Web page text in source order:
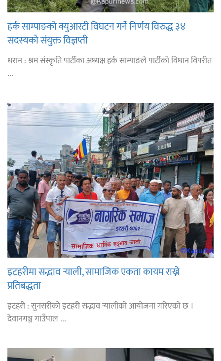
हर्क साम्पाङको क्युआरटी विघटन गर्ने निर्णय विरुद्ध ३४
सदस्यको संयुक्त विज्ञप्ती
धरान : श्रम संस्कृति पार्टीका अध्यक्ष हर्क साम्पाङले पार्टीको विधान विपरीत
...
इटहरीमा सद्भाव र्‍याली, सामाजिक एकता कायम राख्ने
प्रतिबद्धता
इटहरी : सुनसरीको इटहरी सद्भाव र्‍यालीको आयोजना गरिएको छ ।
देवानगञ्ज गाउँपाल ...